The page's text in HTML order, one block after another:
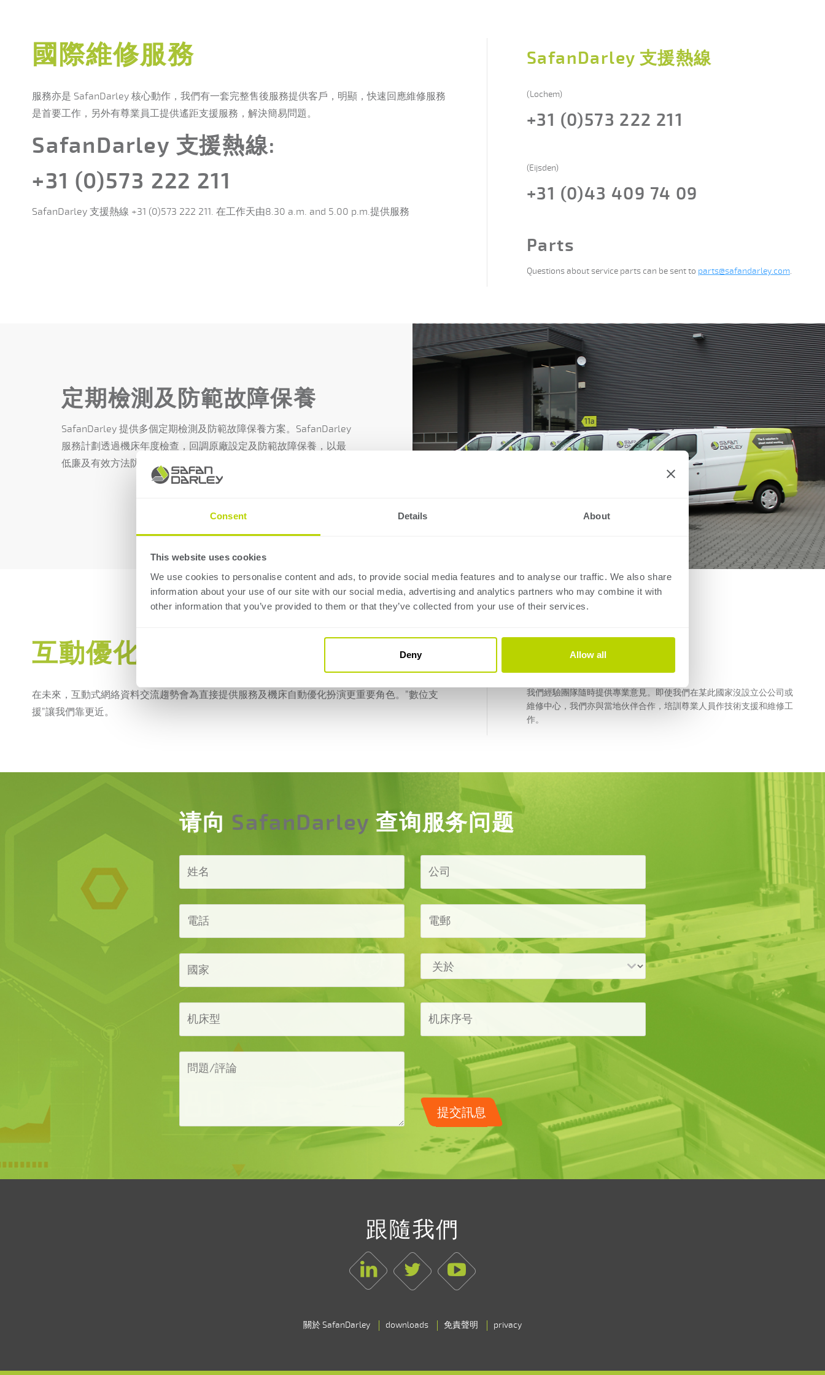
Consent Details About
This website uses cookies
We use cookies to personalise content and ads, to provide social media features and to analyse our traffic. We also share
information about your use of our site with our social media, advertising and analytics partners who may combine it with
other information that you’ve provided to them or that they’ve collected from your use of their services.
Deny Allow all
國際維修服務
服務亦是 SafanDarley 核心動作，我們有一套完整售後服務提供客戶，明顯，快速回應維修服務
是首要工作，另外有尊業員工提供遙距支援服務，解決簡易問題。
SafanDarley 支援熱線:
+31 (0)573 222 211
SafanDarley 支援熱線 +31 (0)573 222 211. 在工作天由8.30 a.m. and 5.00 p.m.提供服務
SafanDarley 支援熱線
(Lochem)
+31 (0)573 222 211
(Eijsden)
+31 (0)43 409 74 09
Parts
Questions about service parts can be sent to parts@safandarley.com.
定期檢測及防範故障保養
SafanDarley 提供多個定期檢測及防範故障保養方案。SafanDarley
服務計劃透過機床年度檢查，回調原廠設定及防範故障保養，以最
低廉及有效方法防止機床故障停機，使設備更可靠運作。
互動優化生產
在未來，互動式網絡資料交流趨勢會為直接提供服務及機床自動優化扮演更重要角色。”數位支
援”讓我們靠更近。
專業意見
我們經驗團隊隨時提供專業意見。即使我們在某此國家沒設立公公司或
維修中心，我們亦與當地伙伴合作，培訓尊業人員作技術支援和維修工
作。
请向 SafanDarley 查询服务问题
提交訊息
跟隨我們
LinkedinTwitterYoutube
關於 SafanDarley downloads 免責聲明 privacy